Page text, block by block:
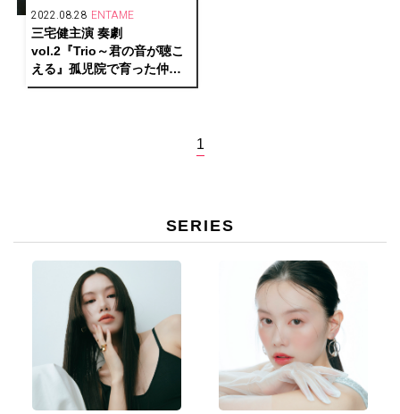
2022.08.28 ENTAME
三宅健主演 奏劇
vol.2『Trio～君の音が聴こ
える』孤児院で育った仲間
役に大鶴佐助、藤木直人
1
SERIES